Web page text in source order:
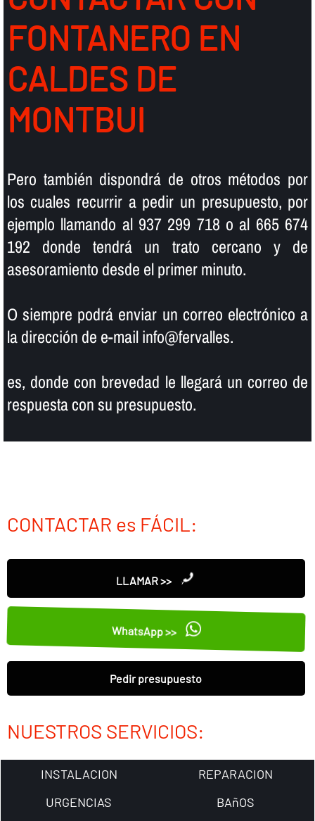
FONTANERO EN
CALDES DE
MONTBUI
Pero también dispondrá de otros métodos por
los cuales recurrir a pedir un presupuesto, por
ejemplo llamando al 937 299 718 o al 665 674
192 donde tendrá un trato cercano y de
asesoramiento desde el primer minuto.
O siempre podrá enviar un correo electrónico a
la dirección de e-mail info@fervalles.
es, donde con brevedad le llegará un correo de
respuesta con su presupuesto.
CONTACTAR es FÁCIL:
LLAMAR >>
WhatsApp >>
Pedir presupuesto
NUESTROS SERVICIOS:
INSTALACION
REPARACION
URGENCIAS
BAñOS